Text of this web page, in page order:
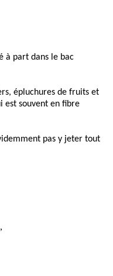
à part dans le bac
épluchures de fruits et
est souvent en fibre
pas y jeter tout